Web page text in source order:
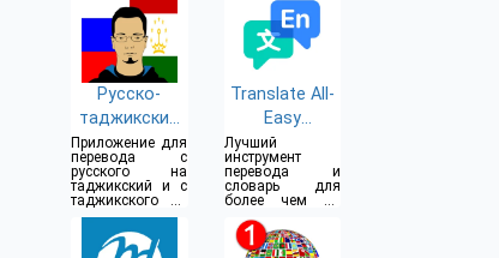
Русско-
таджикский
переводчик
Приложение для
перевода с
русского на
таджикский и с
таджикского на
русский
Translate All-
Easy
Translator
Лучший
инструмент
перевода и
словарь для
более чем 30